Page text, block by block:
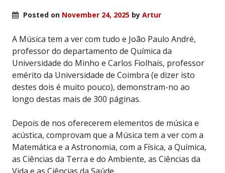
Posted on November 24, 2025 by Artur
A Música tem a ver com tudo e João Paulo André,
professor do departamento de Química da
Universidade do Minho e Carlos Fiolhais, professor
emérito da Universidade de Coimbra (e dizer isto
destes dois é muito pouco), demonstram-no ao
longo destas mais de 300 páginas.
Depois de nos oferecerem elementos de música e
acústica, comprovam que a Música tem a ver com a
Matemática e a Astronomia, com a Física, a Química,
as Ciências da Terra e do Ambiente, as Ciências da